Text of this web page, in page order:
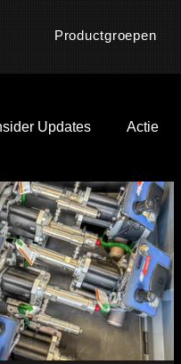
Productgroepen
Updates Actie